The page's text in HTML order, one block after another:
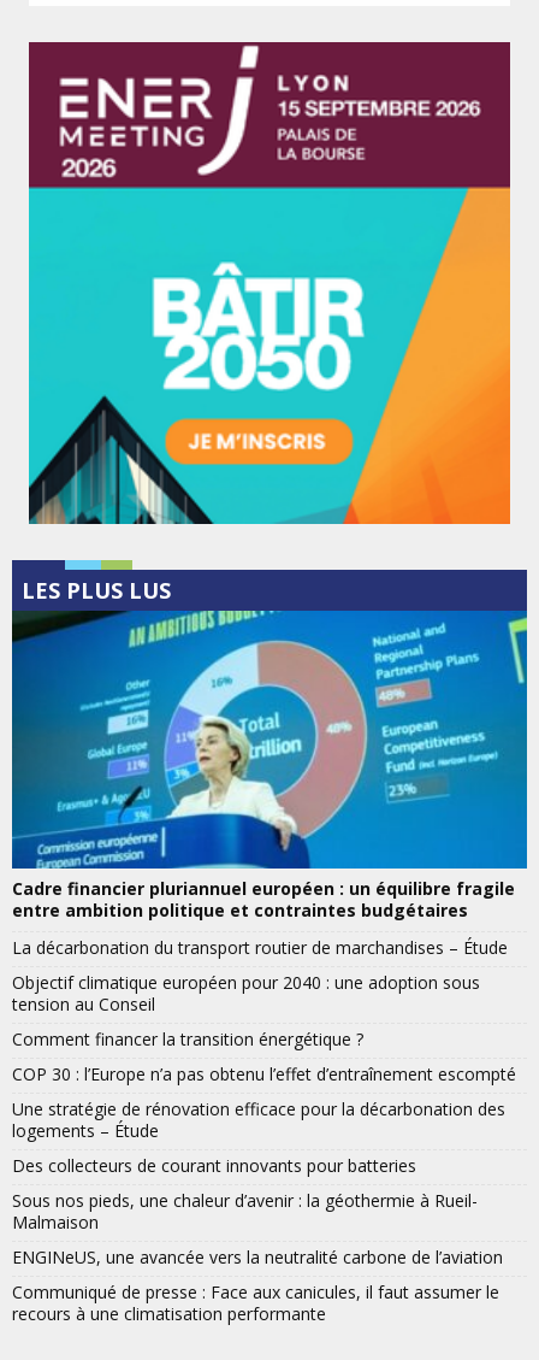
LES PLUS LUS
Cadre financier pluriannuel européen : un équilibre fragile
entre ambition politique et contraintes budgétaires
La décarbonation du transport routier de marchandises – Étude
Objectif climatique européen pour 2040 : une adoption sous
tension au Conseil
Comment financer la transition énergétique ?
COP 30 : l’Europe n’a pas obtenu l’effet d’entraînement escompté
Une stratégie de rénovation efficace pour la décarbonation des
logements – Étude
Des collecteurs de courant innovants pour batteries
Sous nos pieds, une chaleur d’avenir : la géothermie à Rueil-
Malmaison
ENGINeUS, une avancée vers la neutralité carbone de l’aviation
Communiqué de presse : Face aux canicules, il faut assumer le
recours à une climatisation performante